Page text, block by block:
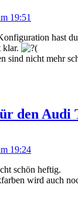
19:51
hast
klar.
sind nicht mehr
den Audi
19:24
schön heftig.
wird auch